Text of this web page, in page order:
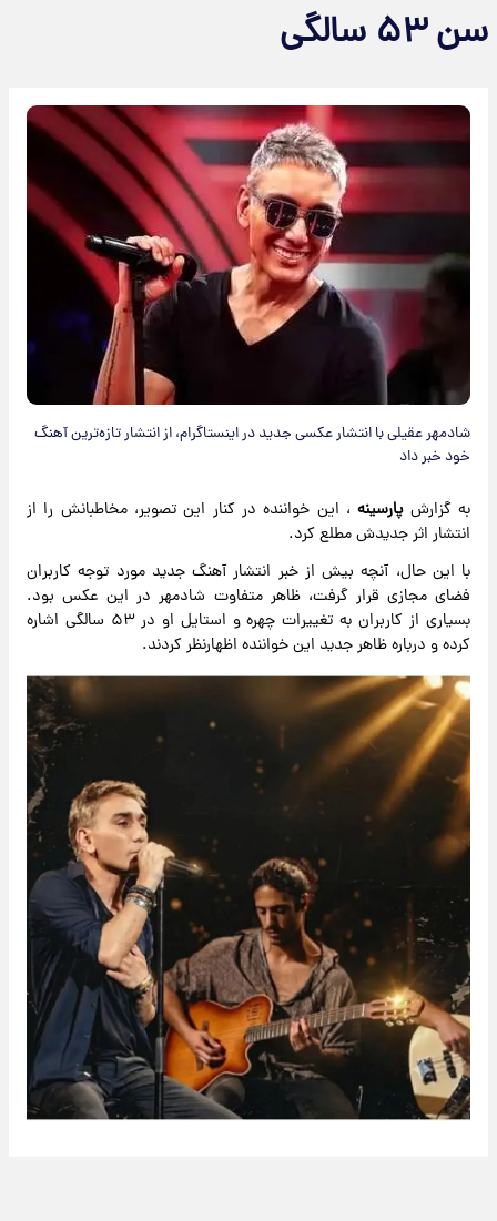
سن ۵۳ سالگی
شادمهر عقیلی با انتشار عکسی جدید در اینستاگرام، از انتشار تازه‌ترین آهنگ
خود خبر داد
به گزارشپارسینه، این خواننده در کنار این تصویر، مخاطبانش را از
انتشار اثر جدیدش مطلع کرد.
با این حال، آنچه بیش از خبر انتشار آهنگ جدید مورد توجه کاربران
فضای مجازی قرار گرفت، ظاهر متفاوت شادمهر در این عکس بود.
بسیاری از کاربران به تغییرات چهره و استایل او در ۵۳ سالگی اشاره
کرده و درباره ظاهر جدید این خواننده اظهارنظر کردند.